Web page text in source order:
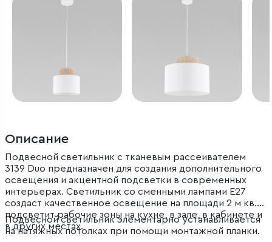
Описание
Подвесной светильник с тканевым рассеивателем
3139 Duo предназначен для создания дополнительного
освещения и акцентной подсветки в современных
интерьерах. Светильник со сменными лампами E27
создаст качественное освещение на площади 2 м кв. и
подсветит рабочие зоны на кухне, в зале, в кабинете и
в других местах.
Подвесной светильник элементарно устанавливается
на натяжных потолках при помощи монтажной планки.